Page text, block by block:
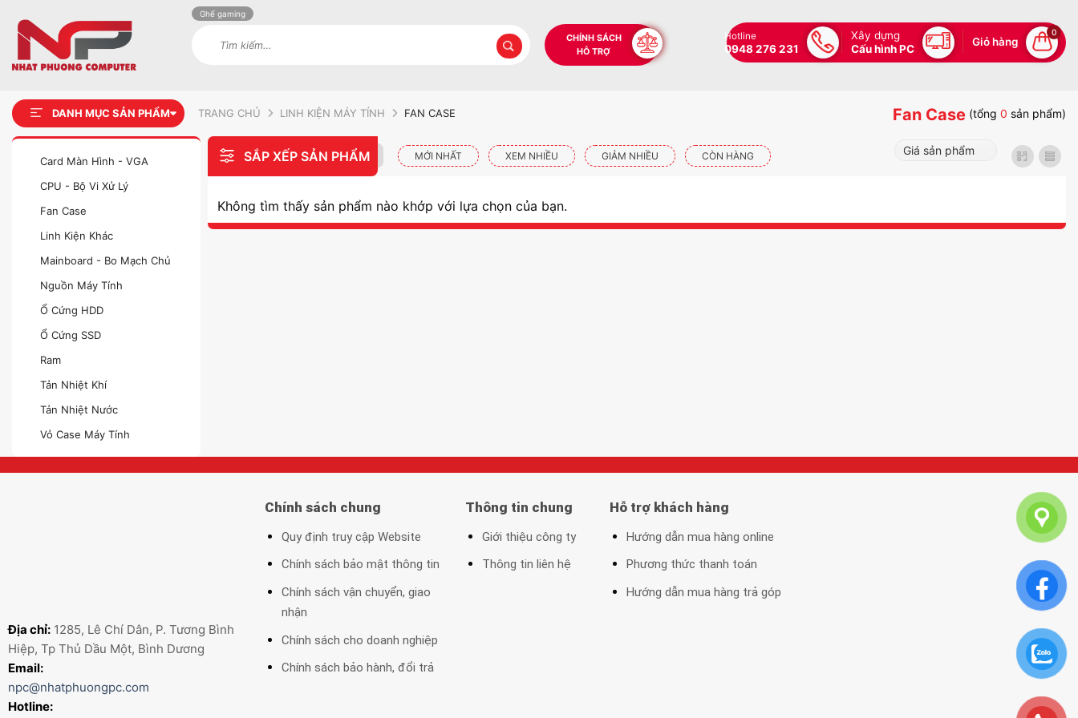
Ghế gaming
CHÍNH SÁCH
HỖ TRỢ
Hotline
0948 276 231
Xây dựng
Cấu hình PC
Giỏ hàng
0
DANH MỤC SẢN PHẨM TRANG CHỦ LINH KIỆN MÁY TÍNH FAN CASE Fan Case (tổng 0 sản phẩm)
Card Màn Hình - VGA
CPU - Bộ Vi Xử Lý
Fan Case
Linh Kiện Khác
Mainboard - Bo Mạch Chủ
Nguồn Máy Tính
Ổ Cứng HDD
Ổ Cứng SSD
Ram
Tản Nhiệt Khí
Tản Nhiệt Nước
Vỏ Case Máy Tính
SẮP XẾP SẢN PHẨM MỚI NHẤT XEM NHIỀU GIẢM NHIỀU CÒN HÀNG
Không tìm thấy sản phẩm nào khớp với lựa chọn của bạn.
Địa chỉ: 1285, Lê Chí Dân, P. Tương Bình
Hiệp, Tp Thủ Dầu Một, Bình Dương
Email:
npc@nhatphuongpc.com
Hotline:
Chính sách chung
Quy định truy cập Website
Chính sách bảo mật thông tin
Chính sách vận chuyển, giao
nhận
Chính sách cho doanh nghiệp
Chính sách bảo hành, đổi trả
Thông tin chung
Giới thiệu công ty
Thông tin liên hệ
Hỗ trợ khách hàng
Hướng dẫn mua hàng online
Phương thức thanh toán
Hướng dẫn mua hàng trả góp